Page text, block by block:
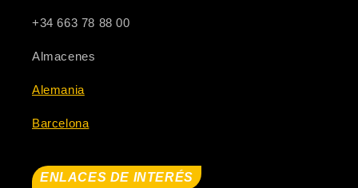
+34 663 78 88 00
Almacenes
Alemania
Barcelona
ENLACES DE INTERÉS